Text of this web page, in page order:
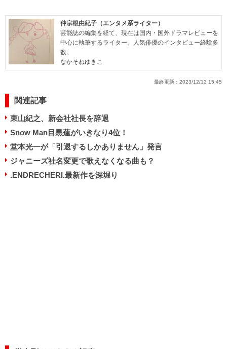
仲宗根由紀子（エンタメ系ライター）
芸能誌の編集を経て、現在は国内・国外ドラマレビューを
中心に執筆するライター。人気俳優のインタビュー経験多
数。
なかそねゆきこ
最終更新： 2023/12/12 15:45
関連記事
東山紀之、新会社社長を辞退
Snow Man目黒蓮がいきなり4位！
堂本光一が「引退するしかありません」発言
ジャニーズ社名変更で歌えなくなる曲も？
.ENDRECHERI.最新作を深堀り